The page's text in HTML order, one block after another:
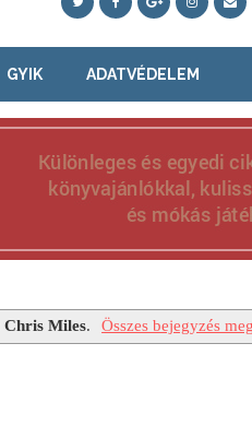
GYIK ADATVÉDELEM
Chris Miles. Összes bejegyzés